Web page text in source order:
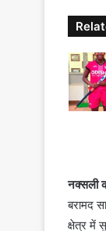
नक्सली
बरामद
क्षेत्र में